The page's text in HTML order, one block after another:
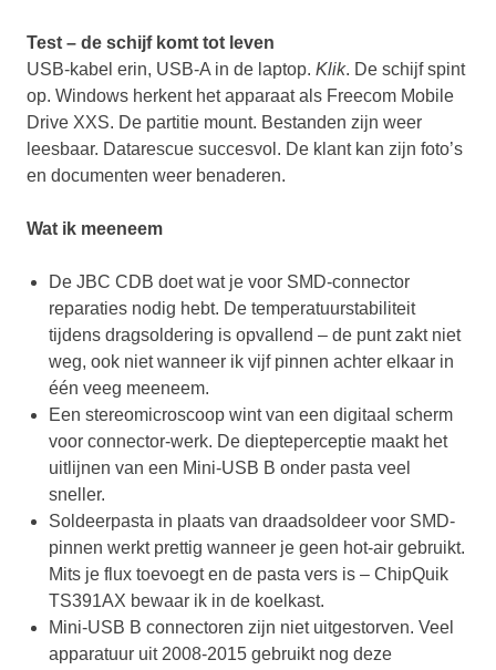
Test – de schijf komt tot leven
USB-kabel erin, USB-A in de laptop. Klik. De schijf spint
op. Windows herkent het apparaat als Freecom Mobile
Drive XXS. De partitie mount. Bestanden zijn weer
leesbaar. Datarescue succesvol. De klant kan zijn foto’s
en documenten weer benaderen.
Wat ik meeneem
De JBC CDB doet wat je voor SMD-connector
reparaties nodig hebt. De temperatuurstabiliteit
tijdens dragsoldering is opvallend – de punt zakt niet
weg, ook niet wanneer ik vijf pinnen achter elkaar in
één veeg meeneem.
Een stereomicroscoop wint van een digitaal scherm
voor connector-werk. De diepteperceptie maakt het
uitlijnen van een Mini-USB B onder pasta veel
sneller.
Soldeerpasta in plaats van draadsoldeer voor SMD-
pinnen werkt prettig wanneer je geen hot-air gebruikt.
Mits je flux toevoegt en de pasta vers is – ChipQuik
TS391AX bewaar ik in de koelkast.
Mini-USB B connectoren zijn niet uitgestorven. Veel
apparatuur uit 2008-2015 gebruikt nog deze